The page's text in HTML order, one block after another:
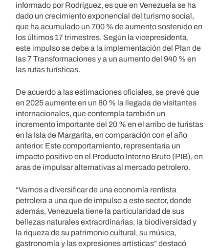
informado por Rodríguez, es que en Venezuela se ha
dado un crecimiento exponencial del turismo social,
que ha acumulado un 700 % de aumento sostenido en
los últimos 17 trimestres. Según la vicepresidenta,
este impulso se debe a la implementación del Plan de
las 7 Transformaciones y a un aumento del 940 % en
las rutas turísticas.
De acuerdo a las estimaciones oficiales, se prevé que
en 2025 aumente en un 80 % la llegada de visitantes
internacionales, que contempla también un
incremento importante del 20 % en el arribo de turistas
en la Isla de Margarita, en comparación con el año
anterior. Este comportamiento, representaría un
impacto positivo en el Producto Interno Bruto (PIB), en
aras de impulsar alternativas al mercado petrolero.
“Vamos a diversificar de una economía rentista
petrolera a una que de impulso a este sector, donde
además, Venezuela tiene la particularidad de sus
bellezas naturales extraordinarias, la biodiversidad y
la riqueza de su patrimonio cultural, su música,
gastronomía y las expresiones artísticas” destacó